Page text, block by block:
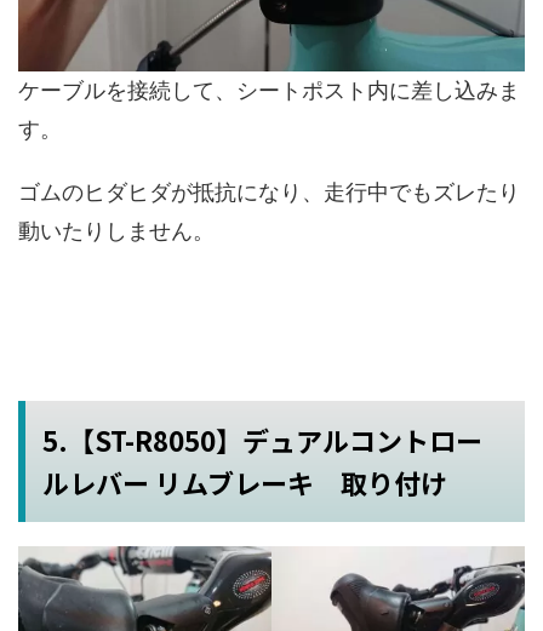
ケーブルを接続して、シートポスト内に差し込みま
す。
ゴムのヒダヒダが抵抗になり、走行中でもズレたり
動いたりしません。
5.【ST-R8050】デュアルコントロー
ルレバー リムブレーキ 取り付け